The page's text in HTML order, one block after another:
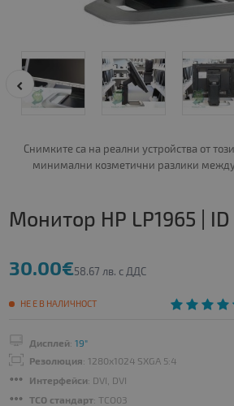
Снимките са на реални устройства от
минимални козметични разлики
Монитор HP LP1965 |
30.00€58.67 лв. с ДДС
НЕ Е В НАЛИЧНОСТ
Дисплей: 19"
Резолюция: 1280x1024 SXGA 5:4
Интерфейси: DVI, DVI
TCO стандарт: TCO03